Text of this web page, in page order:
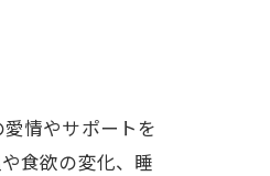
情やサポートを
食欲の変化、睡